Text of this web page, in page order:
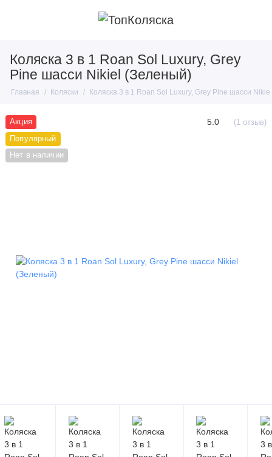
Коляска 3 в 1 Roan Sol Luxury, Grey
Pine шасси Nikiel (Зеленый)
Главная Коляски Коляска 3 в 1 Roan Sol Luxury, Grey Pine шасси
Акция
Популярный
Нет в наличии
5.0 (1 отзыв)